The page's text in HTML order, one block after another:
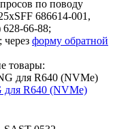
по поводу
686614-001,
66-88;
; через форму обратной
товары:
для R640 (NVMe)